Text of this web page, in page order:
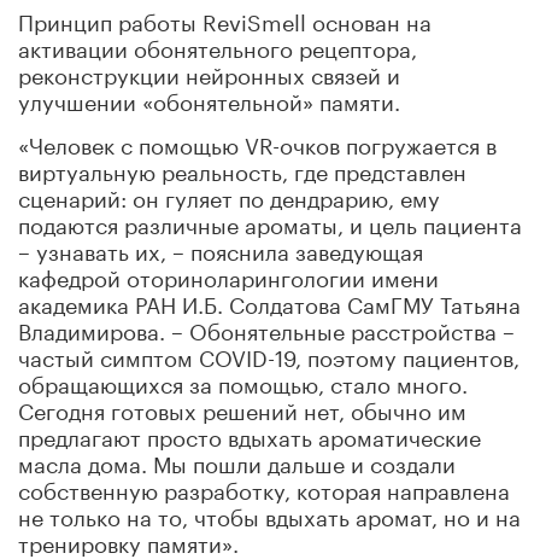
Принцип работы ReviSmell основан на
активации обонятельного рецептора,
реконструкции нейронных связей и
улучшении «обонятельной» памяти.
«Человек с помощью VR-очков погружается в
виртуальную реальность, где представлен
сценарий: он гуляет по дендрарию, ему
подаются различные ароматы, и цель пациента
– узнавать их, – пояснила заведующая
кафедрой оториноларингологии имени
академика РАН И.Б. Солдатова СамГМУ Татьяна
Владимирова. – Обонятельные расстройства –
частый симптом COVID-19, поэтому пациентов,
обращающихся за помощью, стало много.
Сегодня готовых решений нет, обычно им
предлагают просто вдыхать ароматические
масла дома. Мы пошли дальше и создали
собственную разработку, которая направлена
не только на то, чтобы вдыхать аромат, но и на
тренировку памяти».